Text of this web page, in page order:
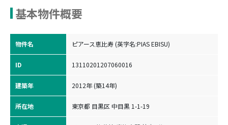
基本物件概要
物件名 ピアース恵比寿 (英字名:PIAS EBISU)
ID 13110201207060016
建築年 2012年 (築14年)
所在地 東京都 目黒区 中目黒 1-1-19